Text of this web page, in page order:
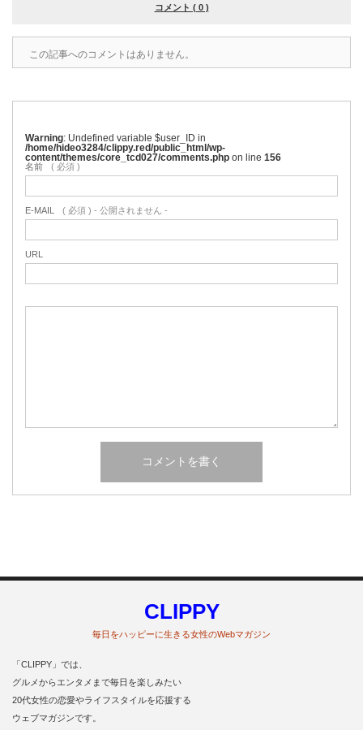
コメント ( 0 )
この記事へのコメントはありません。
Warning : Undefined variable $user_ID in
/home/hideo3284/clippy.red/public_html/wp-
content/themes/core_tcd027/comments.php on line 156
名前 ( 必須 )
E-MAIL ( 必須 ) - 公開されません -
URL
CLIPPY
毎日をハッピーに生きる女性のWebマガジン
「CLIPPY」では、
グルメからエンタメまで毎日を楽しみたい
20代女性の恋愛やライフスタイルを応援する
ウェブマガジンです。